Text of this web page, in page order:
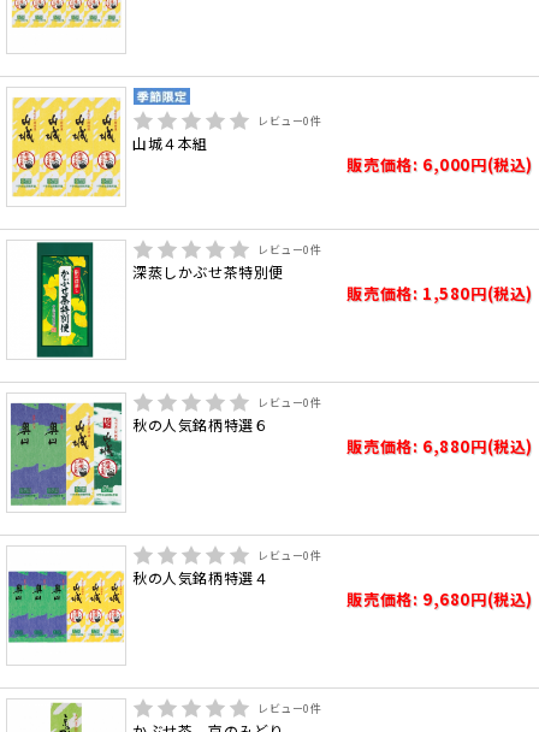
レビュー0件
山城４本組
販売価格: 6,000円(税込)
レビュー0件
深蒸しかぶせ茶特別便
販売価格: 1,580円(税込)
レビュー0件
秋の人気銘柄特選６
販売価格: 6,880円(税込)
レビュー0件
秋の人気銘柄特選４
販売価格: 9,680円(税込)
レビュー0件